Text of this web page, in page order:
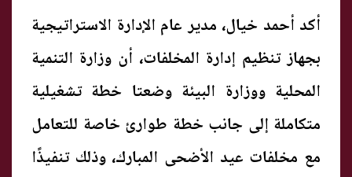
أكد أحمد خيال، مدير عام الإدارة الاستراتيجية
بجهاز تنظيم إدارة المخلفات، أن وزارة التنمية
المحلية ووزارة البيئة وضعتا خطة تشغيلية
متكاملة إلى جانب خطة طوارئ خاصة للتعامل
مع مخلفات عيد الأضحى المبارك، وذلك تنفيذًا